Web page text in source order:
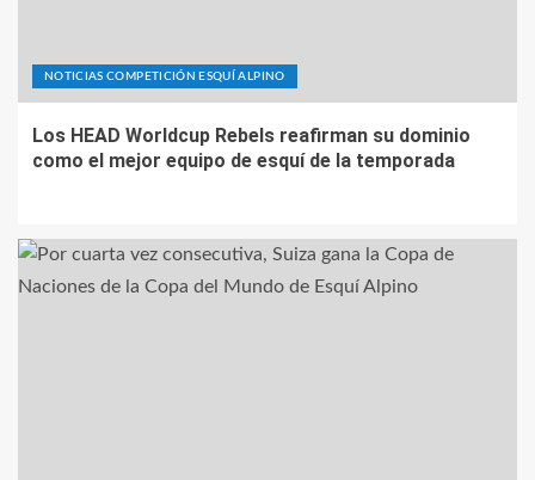
NOTICIAS COMPETICIÓN ESQUÍ ALPINO
Los HEAD Worldcup Rebels reafirman su dominio
como el mejor equipo de esquí de la temporada